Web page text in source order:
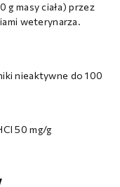
g masy ciała) przez
weterynarza.
nieaktywne do 100
50 mg/g